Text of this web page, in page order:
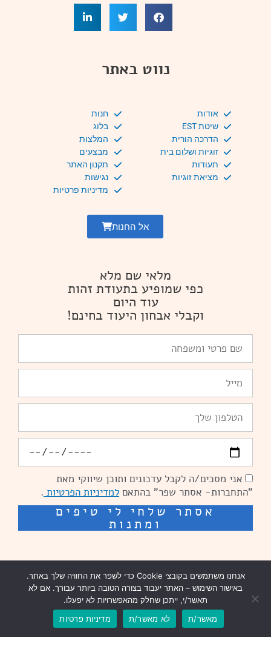
נווט באתר
אודות
שיטת EST
הדרכה הורית
זוגיות ושלום בית
תעודות
מציאת זוגיות
חנות
בלוג
המלצות
מבצעים
תקנון האתר
נגישות
מדיניות פרטיות
אל החנות
מלאי שם מלא
כפי שמופיע בתעודת זהות
עוד היום
וקבלי אבחון היעוד בחינם!
פרטי
ומשפחה
הסכמהאני מסכים/ה לקבל עדכונים ותוכן שיווקי מאת
"התחברות- אסתר שפר" בהתאם למדיניות הפרטיות .
אסתר שלחי לי טיפים
ומתנות
בניית אתרים נזר מדיה
שיפור מהירות אתרים נזר מדיה
אנחנו משתמשים בקובצי Cookie כדי לשפר את החוויה שלך באתר.
באישור השימוש – האתר יעבוד בצורה הטובה ביותר עבורך. אם לא
תאשר/י, ייתכן שחלק מהאפשרויות לא יפעלו.
מאשר/ת
לא מאשר/ת מדיניות פרטיות